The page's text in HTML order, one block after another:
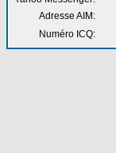
Adresse AIM:
Numéro ICQ: